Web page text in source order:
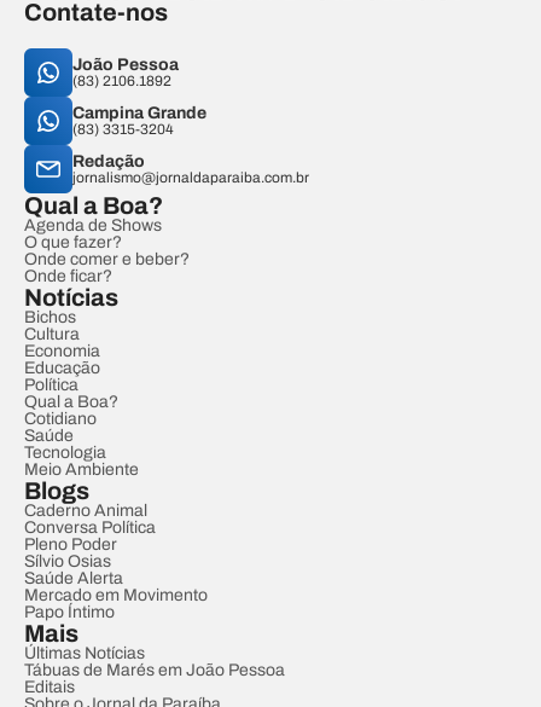
Contate-nos
João Pessoa
(83) 2106.1892
Campina Grande
(83) 3315-3204
Redação
jornalismo@jornaldaparaiba.com.br
Qual a Boa?
Agenda de Shows
O que fazer?
Onde comer e beber?
Onde ficar?
Notícias
Bichos
Cultura
Economia
Educação
Política
Qual a Boa?
Cotidiano
Saúde
Tecnologia
Meio Ambiente
Blogs
Caderno Animal
Conversa Política
Pleno Poder
Sílvio Osias
Saúde Alerta
Mercado em Movimento
Papo Íntimo
Mais
Últimas Notícias
Tábuas de Marés em João Pessoa
Editais